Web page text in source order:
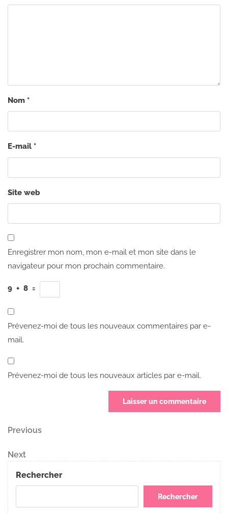
Nom *
E-mail *
Site web
Enregistrer mon nom, mon e-mail et mon site dans le
navigateur pour mon prochain commentaire.
9 + 8 =
Prévenez-moi de tous les nouveaux commentaires par e-
mail.
Prévenez-moi de tous les nouveaux articles par e-mail.
Navigation
de
l’article
Previous
Previous
Next
Post
Next
Rechercher
Rechercher